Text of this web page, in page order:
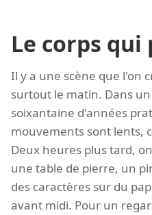
Le corps qui
Il y a une scène que l'on
surtout le matin. Dans
soixantaine d'années
mouvements sont lents,
Deux heures plus tard,
une table de pierre, un
des caractères sur du
avant midi. Pour un